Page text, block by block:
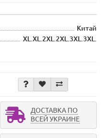
Китай
XL.XL.2XL.2XL.3XL.3XL.
ДОСТАВКА ПО
ВСЕЙ УКРАИНЕ